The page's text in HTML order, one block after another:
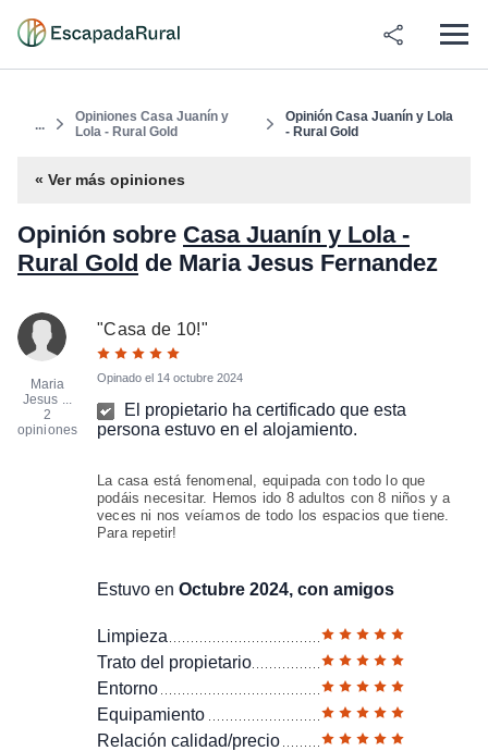
...
Opiniones Casa Juanín y
Lola - Rural Gold
Opinión Casa Juanín y Lola
- Rural Gold
« Ver más opiniones
Opinión sobre Casa Juanín y Lola -
Rural Gold de Maria Jesus Fernandez
Maria
Jesus ...
2
opiniones
"Casa de 10!"
Opinado el 14 octubre 2024
El propietario ha certificado que esta
persona estuvo en el alojamiento.
La casa está fenomenal, equipada con todo lo que
podáis necesitar. Hemos ido 8 adultos con 8 niños y a
veces ni nos veíamos de todo los espacios que tiene.
Para repetir!
Estuvo en Octubre 2024, con amigos
Limpieza
Trato del propietario
Entorno
Equipamiento
Relación calidad/precio